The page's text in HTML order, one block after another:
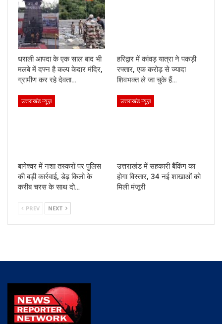
धराली आपदा के एक साल बाद भी
मलबे में दफ्न है कल्प केदार मंदिर,
ग्रामीण कर रहे देवता…
हरिद्वार में कांवड़ यात्रा ने पकड़ी
रफ्तार, एक करोड़ से ज्यादा
शिवभक्त ले जा चुके हैं…
उत्तराखंड न्यूज़
बागेश्वर में नशा तस्करों पर पुलिस
की बड़ी कार्रवाई, डेढ़ किलो के
करीब चरस के साथ दो…
उत्तराखंड न्यूज़
उत्तराखंड में सहकारी बैंकिंग का
होगा विस्तार, 34 नई शाखाओं को
मिली मंजूरी
PREV NEXT